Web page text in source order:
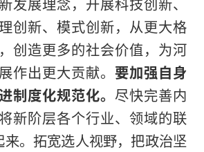
创新、模式创新，从更大格
创造更多的社会价值，为河
作出更大贡献。 要加强自身
制度化规范化。 尽快完善内
新阶层各个行业、领域的联
。拓宽选人视野，把政治坚